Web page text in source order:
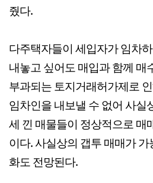
줬다.
다주택자들이 세입자가 임차
내놓고 싶어도 매입과 함께 매
부과되는 토지거래허가제로
임차인을 내보낼 수 없어 사실
세 낀 매물들이 정상적으로 매
이다. 사실상의 갭투 매매가
화도 전망된다.